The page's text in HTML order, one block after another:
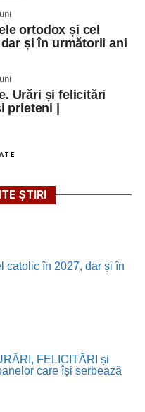
ortodox și cel
și în următorii ani
Urări și felicitări
prieteni |
ȘTIRI
catolic în 2027, dar și în
FELICITĂRI și
care își serbează